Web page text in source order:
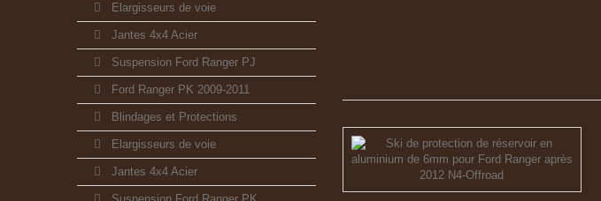
Elargisseurs de voie
Jantes 4x4 Acier
Suspension Ford Ranger PJ
Ford Ranger PK 2009-2011
Blindages et Protections
Elargisseurs de voie
Jantes 4x4 Acier